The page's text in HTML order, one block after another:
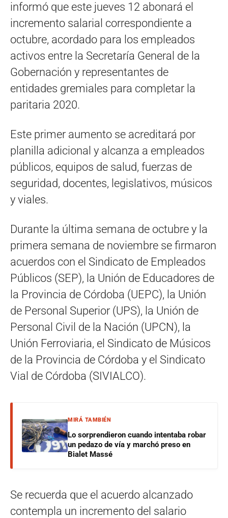
informó que este jueves 12 abonará el
incremento salarial correspondiente a
octubre, acordado para los empleados
activos entre la Secretaría General de la
Gobernación y representantes de
entidades gremiales para completar la
paritaria 2020.
Este primer aumento se acreditará por
planilla adicional y alcanza a empleados
públicos, equipos de salud, fuerzas de
seguridad, docentes, legislativos, músicos
y viales.
Durante la última semana de octubre y la
primera semana de noviembre se firmaron
acuerdos con el Sindicato de Empleados
Públicos (SEP), la Unión de Educadores de
la Provincia de Córdoba (UEPC), la Unión
de Personal Superior (UPS), la Unión de
Personal Civil de la Nación (UPCN), la
Unión Ferroviaria, el Sindicato de Músicos
de la Provincia de Córdoba y el Sindicato
Vial de Córdoba (SIVIALCO).
MIRÁ TAMBIÉN
Lo sorprendieron cuando intentaba robar
un pedazo de vía y marchó preso en
Bialet Massé
Se recuerda que el acuerdo alcanzado
contempla un incremento del salario